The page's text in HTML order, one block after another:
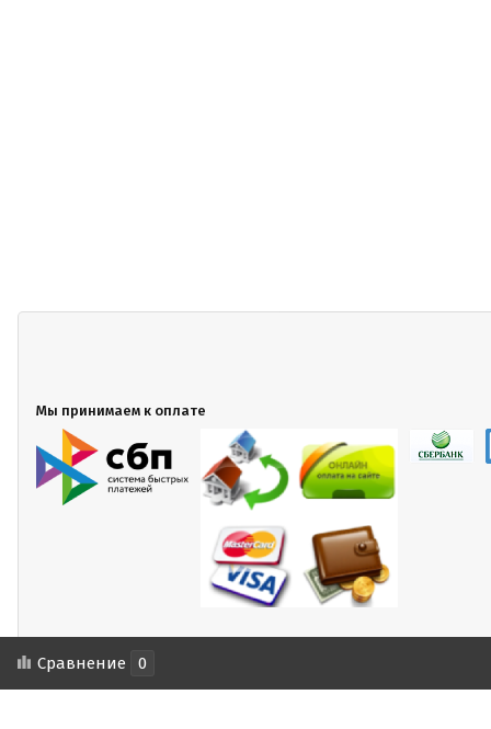
Мы принимаем к оплате
Сравнение 0